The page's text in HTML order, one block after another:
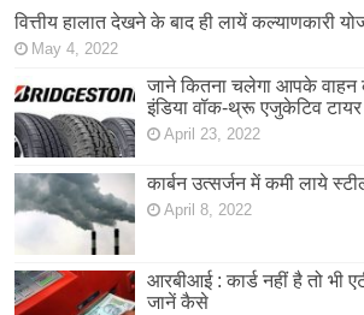
वित्तीय हालात देखने के बाद ही लायें कल्याणकारी
May 4, 2022
जाने कितना चलेगा आपके वाहन
इंडिया वॉक-थ्रू एजुकेटिव टायर
April 23, 2022
कार्बन उत्सर्जन में कमी लाये
April 8, 2022
आरबीआई : कार्ड नहीं है तो भी
जानें कैसे